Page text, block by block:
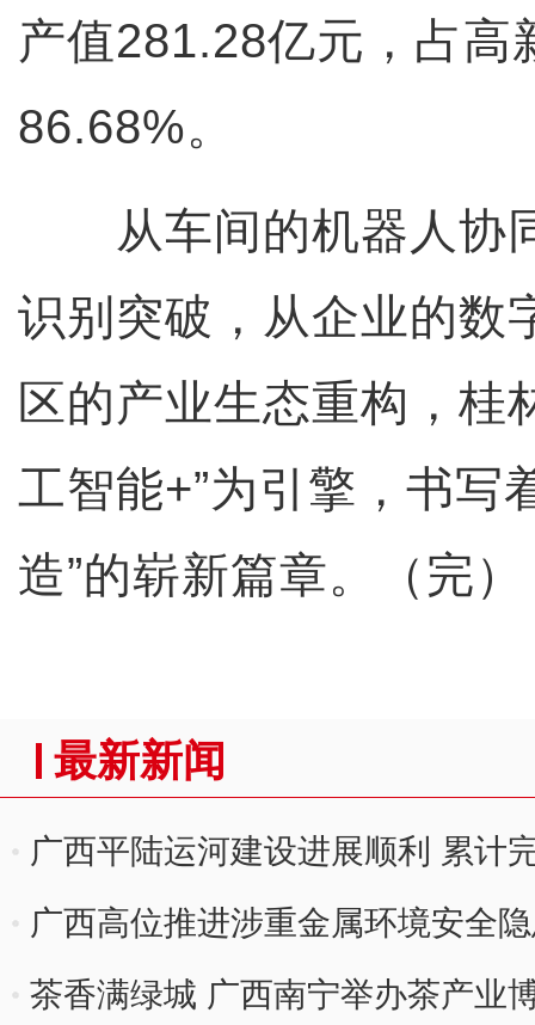
产值281.28亿元，占高
86.68%。
从车间的机器人协
识别突破，从企业的数
区的产业生态重构，桂
工智能+”为引擎，书写
造”的崭新篇章。（完）
最新新闻
广西平陆运河建设进展顺利 累计
广西高位推进涉重金属环境安全
整改
茶香满绿城 广西南宁举办茶产业